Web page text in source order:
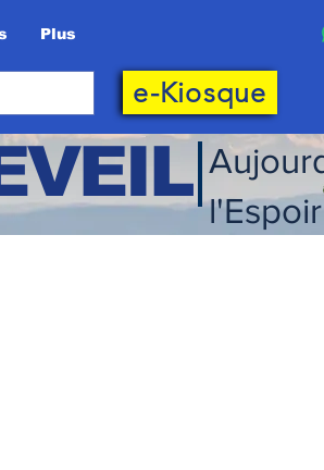
Plus
e-Kiosque
l'Espoir